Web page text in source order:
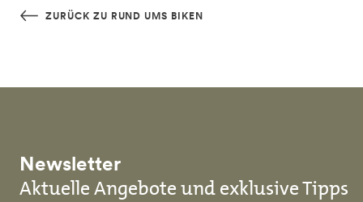
Skip to main content
ZURÜCK ZU RUND UMS BIKEN
Newsletter
Aktuelle Angebote und exklusive Tipps